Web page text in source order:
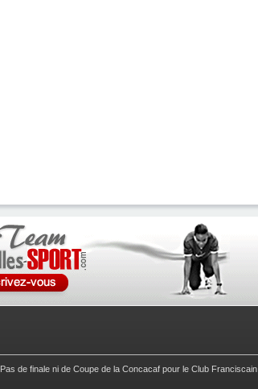
Pas de finale ni de Coupe de la Concacaf pour le Club Franciscain